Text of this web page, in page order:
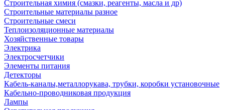
Строительная химия (смазки, реагенты, масла и др)
Строительные материалы разное
Строительные смеси
Теплоизоляционные материалы
Хозяйственные товары
Электрика
Электросчетчики
Элементы питания
Детекторы
Кабель-каналы,металлорукава, трубки, коробки установочные
Кабельно-проводниковая продукция
Лампы